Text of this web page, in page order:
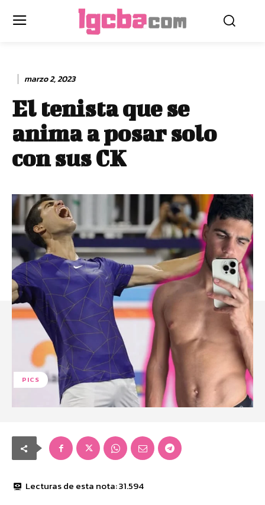
marzo 2, 2023
El tenista que se
anima a posar solo
con sus CK
PICS
Lecturas de esta nota:31.594